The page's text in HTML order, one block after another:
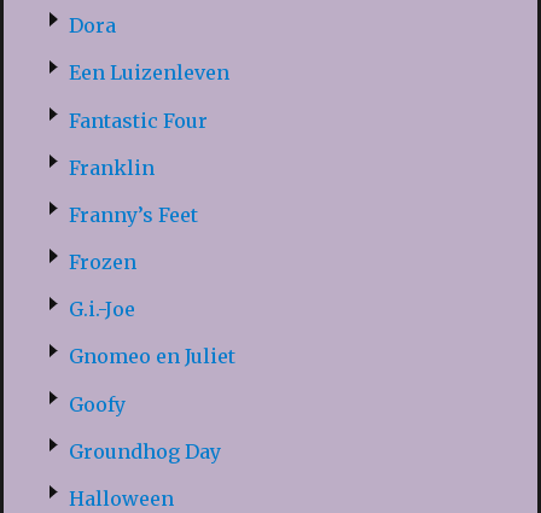
Dora
Een Luizenleven
Fantastic Four
Franklin
Franny’s Feet
Frozen
G.i.-Joe
Gnomeo en Juliet
Goofy
Groundhog Day
Halloween